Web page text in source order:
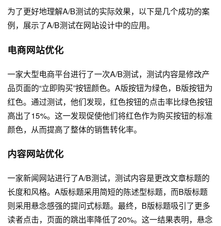
为了更好地理解A/B测试的实际效果，以下是几个成功的案
例，展示了A/B测试在网站设计中的应用。
电商网站优化
一家大型电商平台进行了一次A/B测试，测试内容是修改产
品页面的“立即购买”按钮颜色。A版按钮为绿色，B版按钮为
红色。通过测试，他们发现，红色按钮的点击率比绿色按钮
高出了15%。这一发现促使他们将红色作为购买按钮的标准
颜色，从而提高了整体的销售转化率。
内容网站优化
一家新闻网站进行了A/B测试，测试内容是更改文章标题的
长度和风格。A版标题采用简短的陈述型标题，而B版标题
则采用悬念感强的提问式标题。最终，B版标题吸引了更多
读者点击，页面的跳出率降低了20%。这一结果表明，悬念